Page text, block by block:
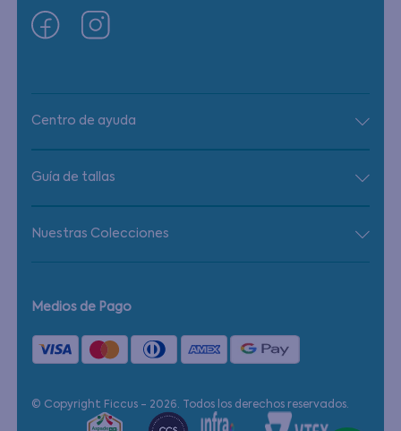
Centro de ayuda
Guía de tallas
Nuestras Colecciones
Medios de Pago
© Copyright Ficcus - 2026. Todos los derechos reservados.